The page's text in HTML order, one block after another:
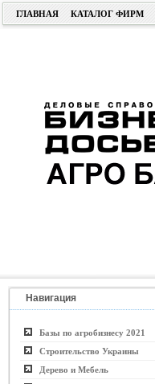
ГЛАВНАЯ КАТАЛОГ ФИРМ
Навигация
Базы по агробизнесу 2021
Строительство Украины
Дерево и Мебель